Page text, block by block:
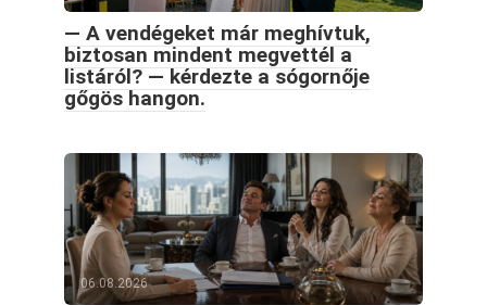
— A vendégeket már meghívtuk,
biztosan mindent megvettél a
listáról? — kérdezte a sógornője
gőgös hangon.
06.08.2026